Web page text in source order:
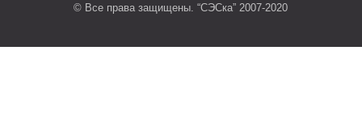
© Все права защищены. “СЭСка” 2007-2020